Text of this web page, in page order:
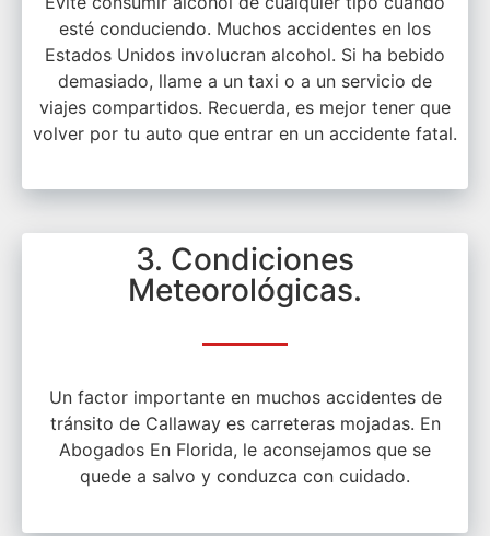
esté conduciendo. Muchos accidentes en los
Estados Unidos involucran alcohol. Si ha bebido
demasiado, llame a un taxi o a un servicio de
viajes compartidos. Recuerda, es mejor tener que
volver por tu auto que entrar en un accidente fatal.
3. Condiciones
Meteorológicas.
Un factor importante en muchos accidentes de
tránsito de Callaway es carreteras mojadas. En
Abogados En Florida, le aconsejamos que se
quede a salvo y conduzca con cuidado.